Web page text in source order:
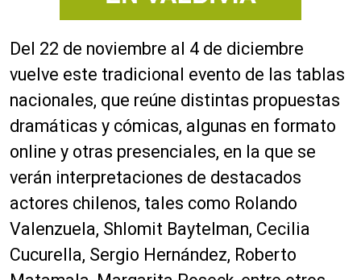
Del 22 de noviembre al 4 de diciembre
vuelve este tradicional evento de las tablas
nacionales, que reúne distintas propuestas
dramáticas y cómicas, algunas en formato
online y otras presenciales, en la que se
verán interpretaciones de destacados
actores chilenos, tales como Rolando
Valenzuela, Shlomit Baytelman, Cecilia
Cucurella, Sergio Hernández, Roberto